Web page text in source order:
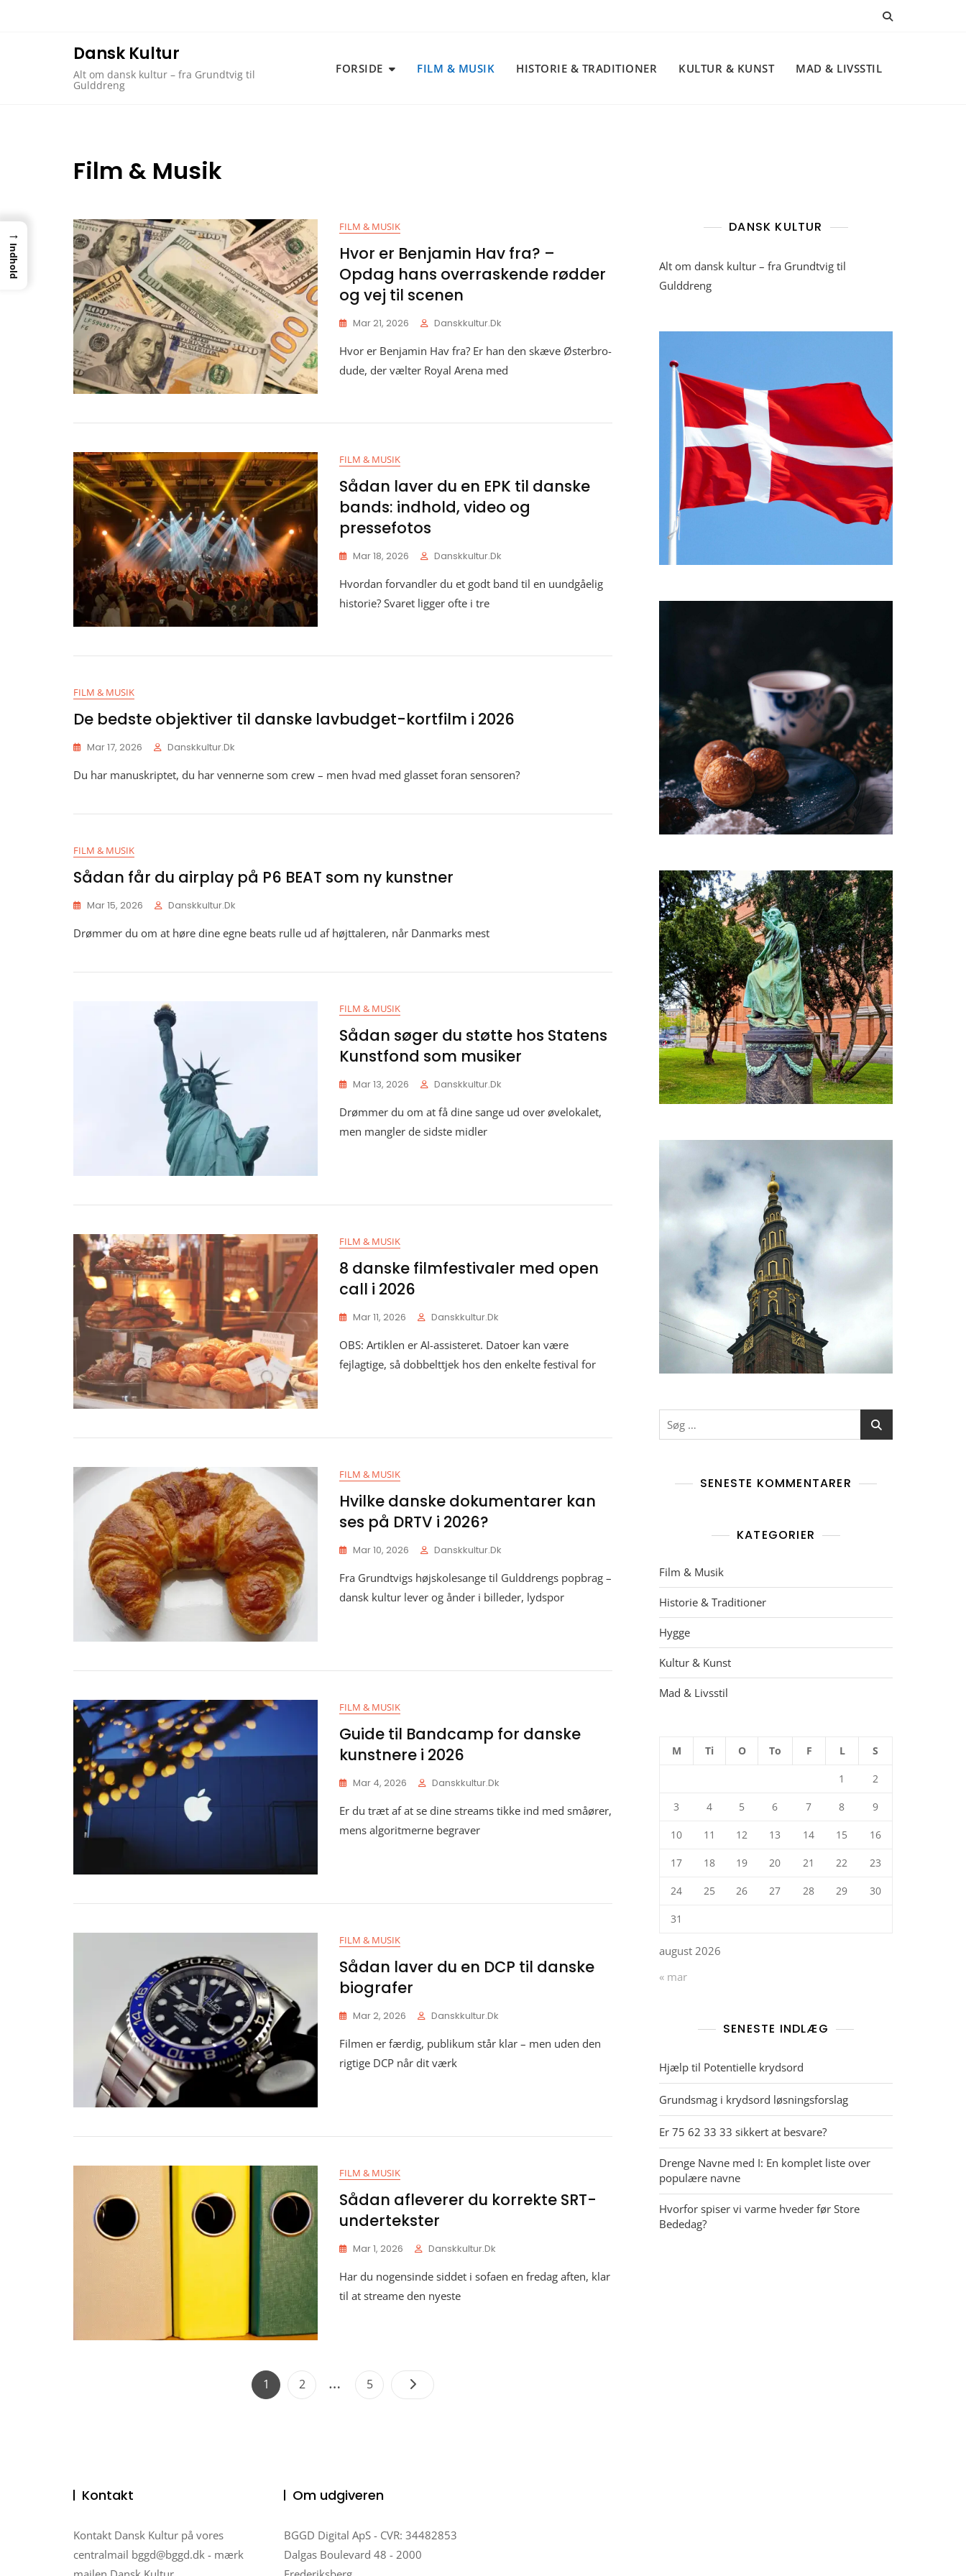
Dansk Kultur
Alt om dansk kultur – fra Grundtvig til
Gulddreng
FORSIDE FILM & MUSIK HISTORIE & TRADITIONER KULTUR & KUNST MAD & LIVSSTIL
Film & Musik
FILM & MUSIK
Hvor er Benjamin Hav fra? –
Opdag hans overraskende rødder
og vej til scenen
Mar 21, 2026 Danskkultur.dk
Hvor er Benjamin Hav fra? Er han den skæve Østerbro-
dude, der vælter Royal Arena med
FILM & MUSIK
Sådan laver du en EPK til danske
bands: indhold, video og
pressefotos
Mar 18, 2026 Danskkultur.dk
Hvordan forvandler du et godt band til en uundgåelig
historie? Svaret ligger ofte i tre
FILM & MUSIK
De bedste objektiver til danske lavbudget-kortfilm i 2026
Mar 17, 2026 Danskkultur.dk
Du har manuskriptet, du har vennerne som crew – men hvad med glasset foran sensoren?
FILM & MUSIK
Sådan får du airplay på P6 BEAT som ny kunstner
Mar 15, 2026 Danskkultur.dk
Drømmer du om at høre dine egne beats rulle ud af højttaleren, når Danmarks mest
FILM & MUSIK
Sådan søger du støtte hos Statens
Kunstfond som musiker
Mar 13, 2026 Danskkultur.dk
Drømmer du om at få dine sange ud over øvelokalet,
men mangler de sidste midler
FILM & MUSIK
8 danske filmfestivaler med open
call i 2026
Mar 11, 2026 Danskkultur.dk
OBS: Artiklen er AI-assisteret. Datoer kan være
fejlagtige, så dobbelttjek hos den enkelte festival for
FILM & MUSIK
Hvilke danske dokumentarer kan
ses på DRTV i 2026?
Mar 10, 2026 Danskkultur.dk
Fra Grundtvigs højskolesange til Gulddrengs popbrag –
dansk kultur lever og ånder i billeder, lydspor
FILM & MUSIK
Guide til Bandcamp for danske
kunstnere i 2026
Mar 4, 2026 Danskkultur.dk
Er du træt af at se dine streams tikke ind med småører,
mens algoritmerne begraver
FILM & MUSIK
Sådan laver du en DCP til danske
biografer
Mar 2, 2026 Danskkultur.dk
Filmen er færdig, publikum står klar – men uden den
rigtige DCP når dit værk
FILM & MUSIK
Sådan afleverer du korrekte SRT-
undertekster
Mar 1, 2026 Danskkultur.dk
Har du nogensinde siddet i sofaen en fredag aften, klar
til at streame den nyeste
Indlægsinddeling
Page
1 Page
2 … Page
5
DANSK KULTUR
Alt om dansk kultur – fra Grundtvig til
Gulddreng
Søg
efter:
SENESTE KOMMENTARER
KATEGORIER
Film & Musik
Historie & Traditioner
Hygge
Kultur & Kunst
Mad & Livsstil
august 2026
M Ti O To F L S
1 2
3 4 5 6 7 8 9
10 11 12 13 14 15 16
17 18 19 20 21 22 23
24 25 26 27 28 29 30
31
« mar
SENESTE INDLÆG
Hjælp til Potentielle krydsord
Grundsmag i krydsord løsningsforslag
Er 75 62 33 33 sikkert at besvare?
Drenge Navne med I: En komplet liste over
populære navne
Hvorfor spiser vi varme hveder før Store
Bededag?
Kontakt
Kontakt Dansk Kultur på vores
centralmail bggd@bggd.dk - mærk
Om udgiveren
BGGD Digital ApS - CVR: 34482853
Dalgas Boulevard 48 - 2000
→
Indhold